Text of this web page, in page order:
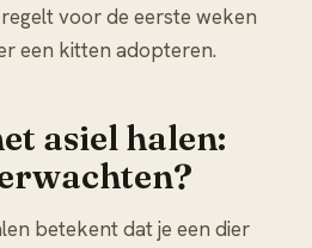
voor de eerste weken
een kitten adopteren.
asiel halen:
betekent dat je een dier